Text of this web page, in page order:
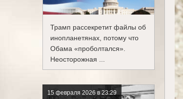
Трамп рассекретит файлы об
инопланетянах, потому что
Обама «проболтался».
Неосторожная ...
15 февраля 2026 в 23:29